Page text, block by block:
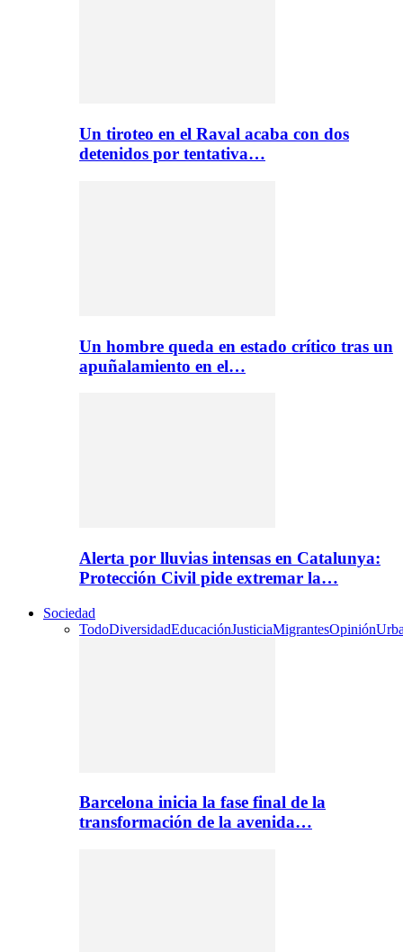
Un tiroteo en el Raval acaba con dos
detenidos por tentativa…
Un hombre queda en estado crítico tras un
apuñalamiento en el…
Alerta por lluvias intensas en Catalunya:
Protección Civil pide extremar la…
Sociedad
TodoDiversidadEducaciónJusticiaMigrantesOpinión
Barcelona inicia la fase final de la
transformación de la avenida…